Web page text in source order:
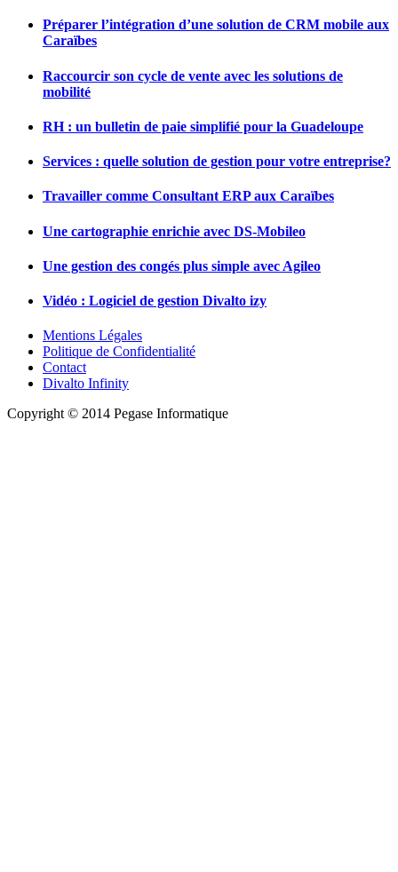
Préparer l’intégration d’une solution de CRM mobile aux
Caraïbes
Raccourcir son cycle de vente avec les solutions de
mobilité
RH : un bulletin de paie simplifié pour la Guadeloupe
Services : quelle solution de gestion pour votre entreprise?
Travailler comme Consultant ERP aux Caraïbes
Une cartographie enrichie avec DS-Mobileo
Une gestion des congés plus simple avec Agileo
Vidéo : Logiciel de gestion Divalto izy
Mentions Légales
Politique de Confidentialité
Contact
Divalto Infinity
Copyright © 2014 Pegase Informatique